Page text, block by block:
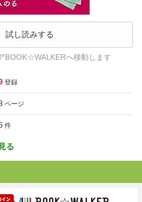
試し読みする
BOOK☆WALKERへ移動します
登録
ページ
件
る